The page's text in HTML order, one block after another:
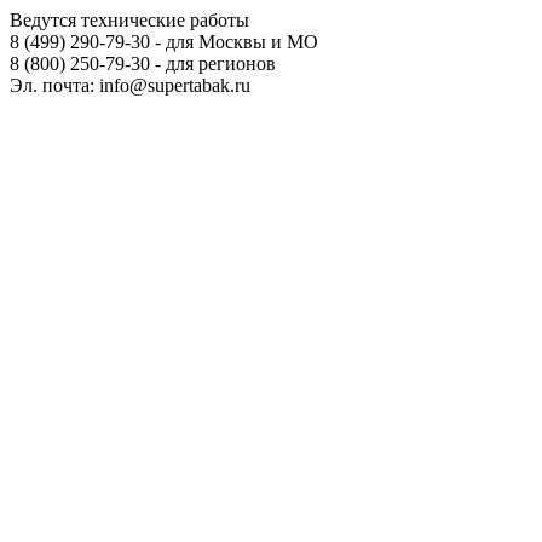
Ведутся технические работы
8 (499) 290-79-30 - для Москвы и МО
8 (800) 250-79-30 - для регионов
Эл. почта: info@supertabak.ru